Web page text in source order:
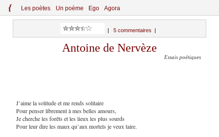
{ Les poètes Un poème Ego Agora
5 commentaires
Antoine de Nervèze
Essais poétiques
J’aime la solitude et me rends solitaire
Pour penser librement à mes belles amours,
Je cherche les forêts et les lieux les plus sourds
Pour leur dire les maux qu’aux mortels je veux taire.